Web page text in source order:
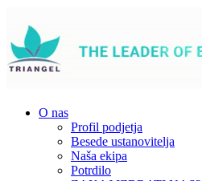
O nas
Profil podjetja
Besede ustanovitelja
Naša ekipa
Potrdilo